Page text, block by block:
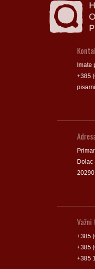
Imate
+385
Dolac
+385
+385
+385